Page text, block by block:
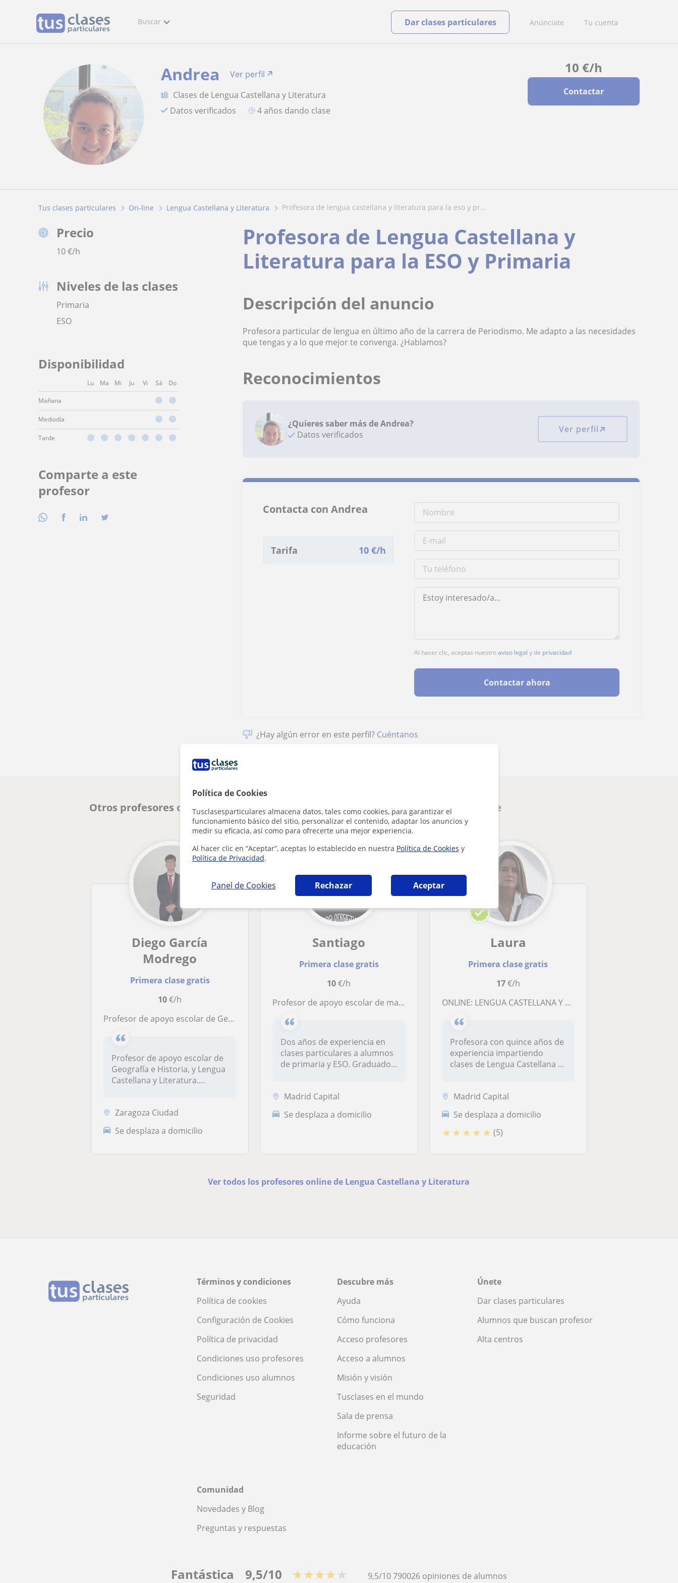
Política de Cookies
Tusclasesparticulares almacena datos, tales como cookies, para garantizar el
funcionamiento básico del sitio, personalizar el contenido, adaptar los anuncios y
medir su eficacia, así como para ofrecerte una mejor experiencia.
Al hacer clic en “Aceptar”, aceptas lo establecido en nuestra Política de Cookies y
Política de Privacidad.
Panel de Cookies Rechazar Aceptar
Buscar Anúnciate Tu cuenta
Dar clases particulares
10 €/h
Contactar
Andrea
Ver perfil
Clases de Lengua Castellana y Literatura
Datos verificados
4 años dando clase
Tus clases particulares On-line Lengua Castellana y Literatura profesora de lengua castellana y literatura para la eso y pr...
Precio
10€/h
Niveles de las clases
Primaria
ESO
Disponibilidad
Lu Ma Mi Ju Vi Sá Do
Mañana
Mediodía
Tarde
Comparte a este
profesor
Profesora de Lengua Castellana y
Literatura para la ESO y Primaria
Descripción del anuncio
Profesora particular de lengua en último año de la carrera de Periodismo. Me adapto a las necesidades
que tengas y a lo que mejor te convenga. ¿Hablamos?
Reconocimientos
¿Quieres saber más de Andrea?
Datos verificados
Ver perfil
Contacta con Andrea
Tarifa 10 €/h
Al hacer clic, aceptas nuestroaviso legal y de privacidad
Contactar ahora
¿Hay algún error en este perfil? Cuéntanos
Otros profesores online de Lengua Castellana y Literatura que pueden interesarte
Diego García
Modrego
Primera clase gratis
10€/h
Profesor de apoyo escolar de Geografía e Historia, y Lengua Castellana y Literatura
Profesor de apoyo escolar de
Geografía e Historia, y Lengua
Castellana y Literatura....
Zaragoza Ciudad
Se desplaza a domicilio
Santiago
Primera clase gratis
10€/h
Profesor de apoyo escolar de materias troncales para Primaria y ESO Lengua Castellana y Literatura, Matemática e Inglés
Dos años de experiencia en
clases particulares a alumnos
de primaria y ESO. Graduado...
Madrid Capital
Se desplaza a domicilio
Laura
Primera clase gratis
17€/h
ONLINE: LENGUA CASTELLANA Y LITERATURA EN ESO Y BACHILLERATO
Profesora con quince años de
experiencia impartiendo
clases de Lengua Castellana y
Madrid Capital
Se desplaza a domicilio
★ ★ ★ ★ ★ (5)
Ver todos los profesores online de Lengua Castellana y Literatura
Términos y condiciones
Política de cookies
Configuración de Cookies
Política de privacidad
Condiciones uso profesores
Condiciones uso alumnos
Seguridad
Descubre más
Ayuda
Cómo funciona
Acceso profesores
Acceso a alumnos
Misión y visión
Tusclases en el mundo
Sala de prensa
Informe sobre el futuro de la
educación
Únete
Dar clases particulares
Alumnos que buscan profesor
Alta centros
Comunidad
Novedades y Blog
Preguntas y respuestas
Fantástica 9,5/10 ★★★★★ 9,5/10790026 opiniones de alumnos